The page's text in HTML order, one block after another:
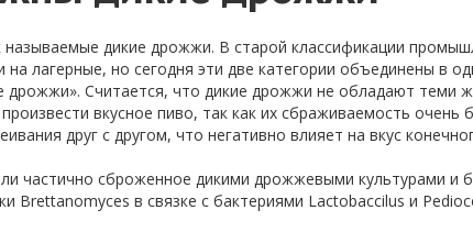
называемые дикие дрожжи. В старой классификации
лагерные, но сегодня эти две категории объединены в
дрожжи». Считается, что дикие дрожжи не обладают теми
вкусное пиво, так как их сбраживаемость очень
друг с другом, что негативно влияет на вкус
частично сброженное дикими дрожжевыми культурами и
Brettanomyces в связке с бактериями Lactobaccilus и